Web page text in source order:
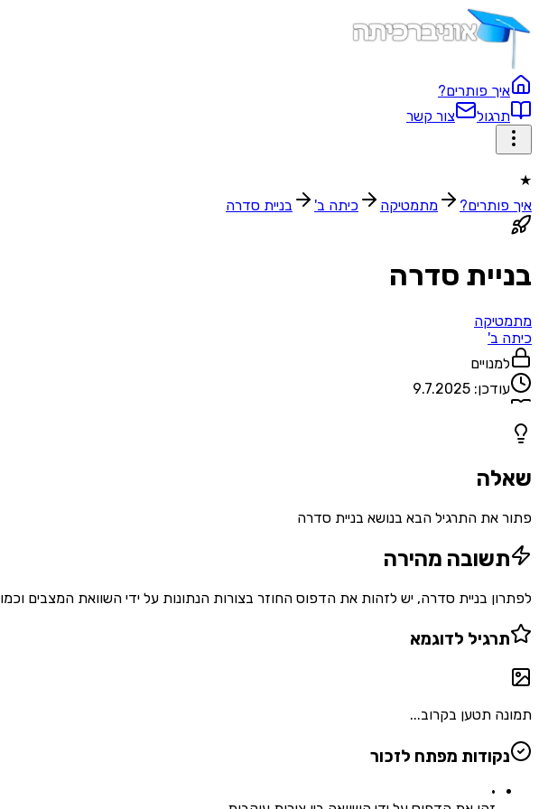
איך פותרים?
תרגול
צור קשר
★
איך פותרים?
מתמטיקה כיתה ב' בניית סדרה
בניית סדרה
מתמטיקה
כיתה ב'
למנויים
עודכן: 9.7.2025
שאלה
פתור את התרגיל הבא בנושא בניית סדרה
תשובה מהירה
לפתרון בניית סדרה, יש לזהות את הדפוס החוזר בצורות הנתונות על ידי השוואת המצבים
תרגיל לדוגמא
תמונה תטען בקרוב...
נקודות מפתח לזכור
•